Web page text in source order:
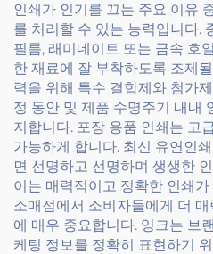
인쇄가 인기를 끄는 주요 이유
를 처리할 수 있는 능력입니다.
필름, 래미네이트 또는 금속 호
한 재료에 잘 부착하도록 조제
력을 위해 특수 결합제와 첨가
정 동안 및 제품 수명주기 내내
지합니다. 포장 용품 인쇄는 고
가능하게 합니다. 최신 유연인
면 선명하고 선명하며 생생한
이는 매력적이고 정확한 인쇄
소매점에서 소비자들에게 더
에 매우 중요합니다. 잉크는 브
케팅 정보를 정확히 표현하기